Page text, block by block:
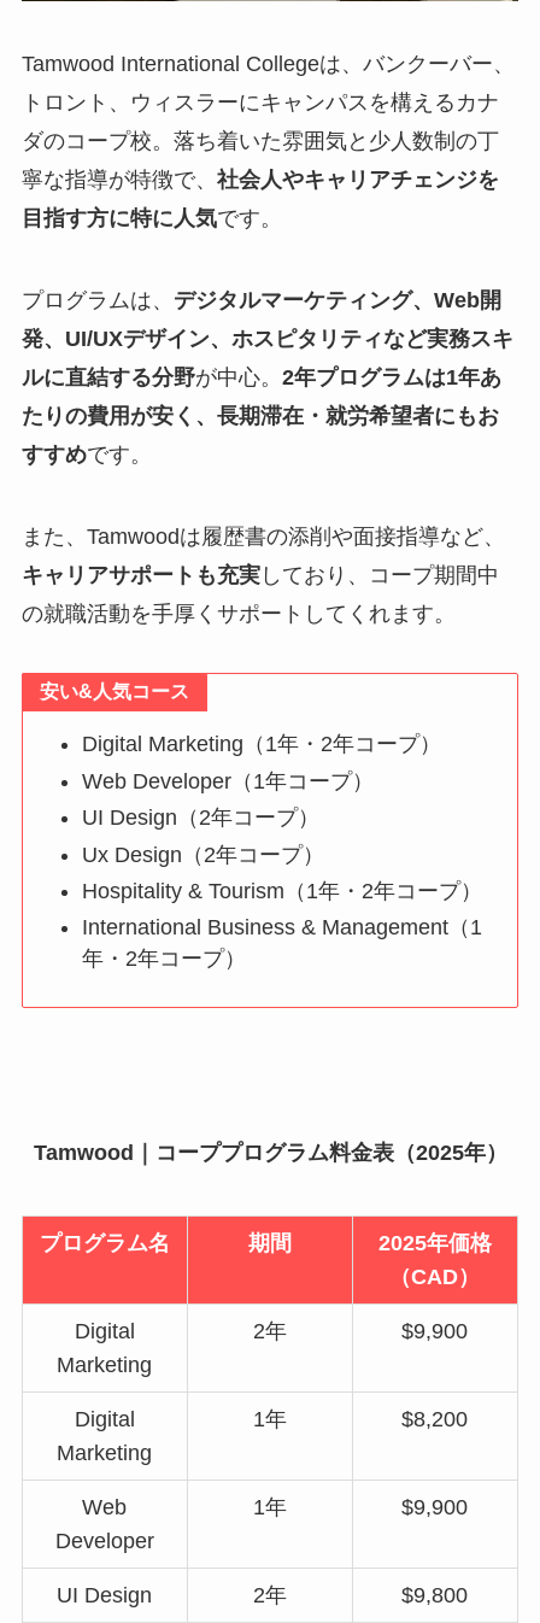
Tamwood International Collegeは、バンクーバー、
トロント、ウィスラーにキャンパスを構えるカナ
ダのコープ校。落ち着いた雰囲気と少人数制の丁
寧な指導が特徴で、 社会人やキャリアチェンジを
目指す方に特に人気です。
プログラムは、 デジタルマーケティング、Web開
発、UI/UXデザイン、ホスピタリティなど実務スキ
ルに直結する分野が中心。 2年プログラムは1年あ
たりの費用が安く、長期滞在・就労希望者にもお
すすめです。
また、Tamwoodは履歴書の添削や面接指導など、
キャリアサポートも充実しており、コープ期間中
の就職活動を手厚くサポートしてくれます。
安い&人気コース
Digital Marketing（1年・2年コープ）
Web Developer（1年コープ）
UI Design（2年コープ）
Ux Design（2年コープ）
Hospitality & Tourism（1年・2年コープ）
International Business & Management（1
年・2年コープ）
Tamwood｜コーププログラム料金表（2025年）
プログラム名 期間
2025年価格
（CAD）
Digital
Marketing
2年 $9,900
Digital
Marketing
1年 $8,200
Web
Developer
1年 $9,900
UI Design 2年 $9,800